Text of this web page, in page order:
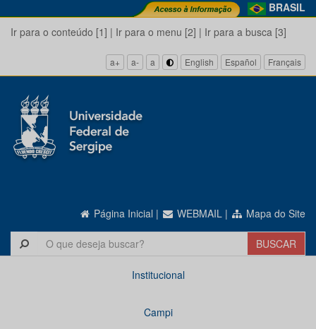
BRASIL
Ir para o conteúdo [1] | Ir para o menu [2] | Ir para a busca [3]
a+ a- a English Español Français
Página Inicial | WEBMAIL | Mapa do Site
Institucional
Campi